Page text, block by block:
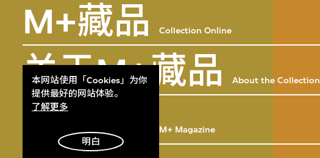
本网站使用「Cookies」为你
提供最好的网站体验。
了解更多
明白
M+藏品 Collection Online
关于M+藏品 About the Collection
M+杂志 M+ Magazine